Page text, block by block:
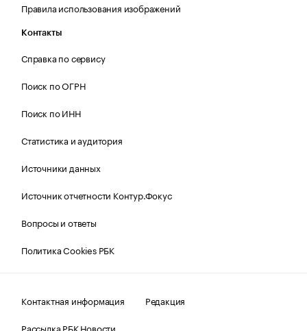
Правила использования изображений
Контакты
Справка по сервису
Поиск по ОГРН
Поиск по ИНН
Статистика и аудитория
Источники данных
Источник отчетности Контур.Фокус
Вопросы и ответы
Политика Cookies РБК
Контактная информация
Редакция
Рассылка РБК Новости